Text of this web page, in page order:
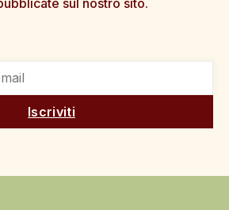
sul nostro sito.
Iscriviti